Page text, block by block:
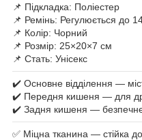
📌 Підкладка: Поліестер
📌 Ремінь: Регулюється до
📌 Колір: Чорний
📌 Розмір: 25×20×7 см
📌 Стать: Унісекс
✔️ Основне відділення —
✔️ Передня кишеня — для
✔️ Задня кишеня — безпечне
✅ Міцна тканина — стійка